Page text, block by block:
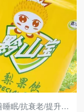
眠/抗衰老/提升免